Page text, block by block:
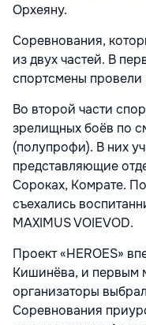
Орхеяну.
Соревнования,
из двух частей. В
спортсмены провели
Во второй части
зрелищных боёв по
(полупрофи). В них
представляющие
Сороках, Комрате.
съехались
MAXIMUS VOIEVOD.
Проект «HEROES»
Кишинёва, и первым
организаторы
Соревнования